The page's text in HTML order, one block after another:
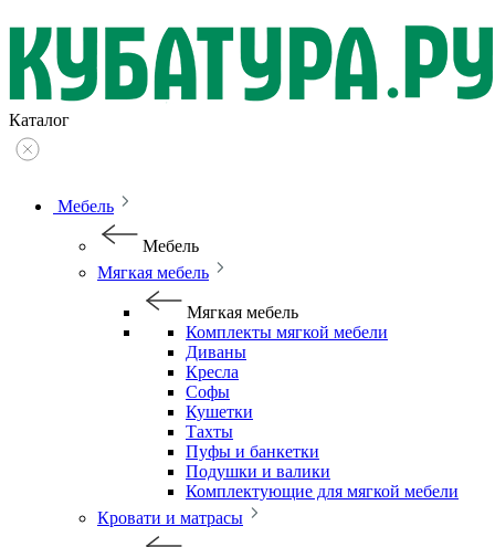
Каталог
Мебель
Мебель
Мягкая мебель
Мягкая мебель
Комплекты мягкой мебели
Диваны
Кресла
Софы
Кушетки
Тахты
Пуфы и банкетки
Подушки и валики
Комплектующие для мягкой мебели
Кровати и матрасы